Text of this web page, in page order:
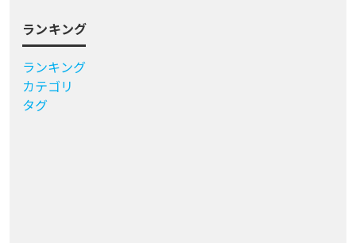
ランキング
ランキング
カテゴリ
タグ